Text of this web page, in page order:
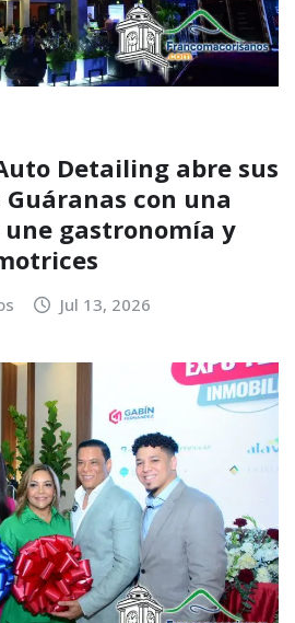
Detailing abre sus
con una
gastronomía y
Jul 13, 2026